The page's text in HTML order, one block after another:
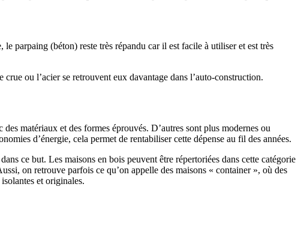
parpaing (béton) reste très répandu car il est facile à utiliser et est très
ou l’acier se retrouvent eux davantage dans l’auto-construction.
matériaux et des formes éprouvés. D’autres sont plus modernes ou
d’énergie, cela permet de rentabiliser cette dépense au fil des années.
ce but. Les maisons en bois peuvent être répertoriées dans cette catégorie
on retrouve parfois ce qu’on appelle des maisons « container », où des
et originales.